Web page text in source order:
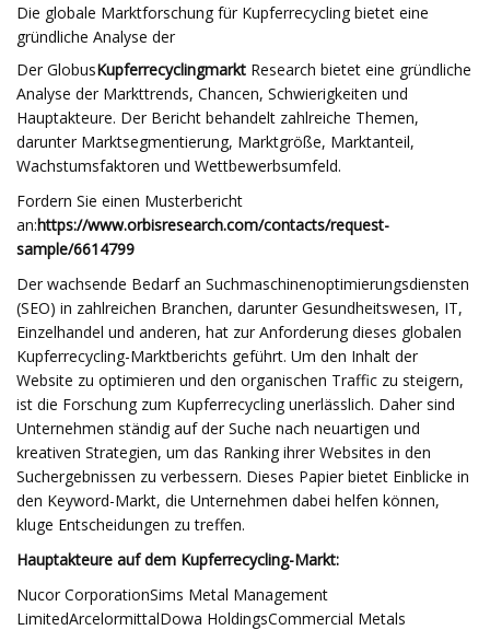
Die globale Marktforschung für Kupferrecycling bietet eine
gründliche Analyse der
Der GlobusKupferrecyclingmarkt Research bietet eine gründliche
Analyse der Markttrends, Chancen, Schwierigkeiten und
Hauptakteure. Der Bericht behandelt zahlreiche Themen,
darunter Marktsegmentierung, Marktgröße, Marktanteil,
Wachstumsfaktoren und Wettbewerbsumfeld.
Fordern Sie einen Musterbericht
an:https://www.orbisresearch.com/contacts/request-
sample/6614799
Der wachsende Bedarf an Suchmaschinenoptimierungsdiensten
(SEO) in zahlreichen Branchen, darunter Gesundheitswesen, IT,
Einzelhandel und anderen, hat zur Anforderung dieses globalen
Kupferrecycling-Marktberichts geführt. Um den Inhalt der
Website zu optimieren und den organischen Traffic zu steigern,
ist die Forschung zum Kupferrecycling unerlässlich. Daher sind
Unternehmen ständig auf der Suche nach neuartigen und
kreativen Strategien, um das Ranking ihrer Websites in den
Suchergebnissen zu verbessern. Dieses Papier bietet Einblicke in
den Keyword-Markt, die Unternehmen dabei helfen können,
kluge Entscheidungen zu treffen.
Hauptakteure auf dem Kupferrecycling-Markt:
Nucor CorporationSims Metal Management
LimitedArcelormittalDowa HoldingsCommercial Metals